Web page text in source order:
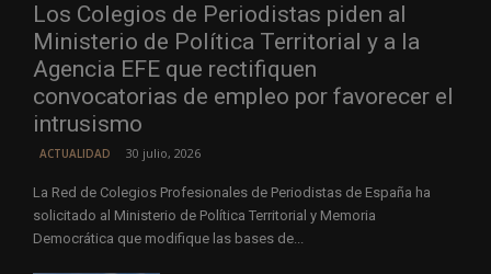
Los Colegios de Periodistas piden al
Ministerio de Política Territorial y a la
Agencia EFE que rectifiquen
convocatorias de empleo por favorecer el
intrusismo
ACTUALIDAD 30 julio, 2026
La Red de Colegios Profesionales de Periodistas de España ha
solicitado al Ministerio de Política Territorial y Memoria
Democrática que modifique las bases de...